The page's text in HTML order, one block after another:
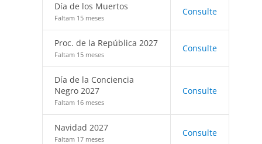
Día de los Muertos
Faltam 15 meses
Consulte
Proc. de la República 2027
Faltam 15 meses
Consulte
Día de la Conciencia
Negro 2027
Faltam 16 meses
Consulte
Navidad 2027
Faltam 17 meses
Consulte